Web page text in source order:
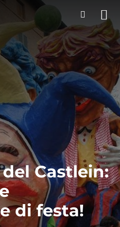
Castlein:
di festa!